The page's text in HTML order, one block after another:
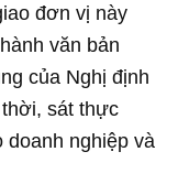
đơn vị này
văn bản
của Nghị định
sát thực
doanh nghiệp và